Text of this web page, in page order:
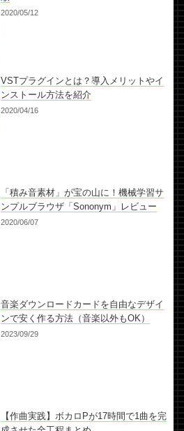
2020/05/12
VSTプラグインとは？導入メリットやイ
ンストール方法を紹介
2020/04/16
「積み音素材」が宝の山に！機械学習サ
ンプルブラウザ「Sononym」レビュー
2020/06/07
音楽ダウンロードカードを自由なデザイ
ンで安く作る方法（音楽以外もOK）
2023/09/29
【作曲実践】ボカロPが17時間で1曲を完